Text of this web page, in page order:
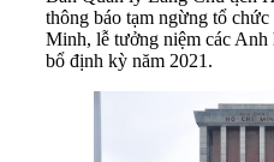
thông báo tạm ngừng tổ
Minh, lễ tưởng niệm các Anh
bổ định kỳ năm 2021.